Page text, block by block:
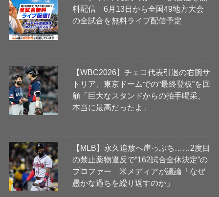
料配信 6月13日から全国49地方大会
の全試合を無料ライブ配信予定
【WBC2026】チェコ代表引退の右腕サ
トリア、東京ドームでの“最終登板”を回
顧「巨大なスタンドからの拍手喝采、
本当に最高だったよ」
【MLB】永久追放へ崖っぷち……2度目
の禁止薬物違反で“162試合全休決定”の
プロファー 米メディアが議論「なぜ
愚かな過ちを繰り返すのか」